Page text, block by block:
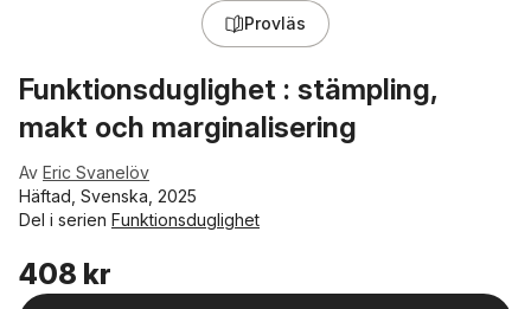
Provläs
Funktionsduglighet : stämpling,
makt och marginalisering
Av Eric Svanelöv
Häftad, Svenska, 2025
Del i serien Funktionsduglighet
408 kr